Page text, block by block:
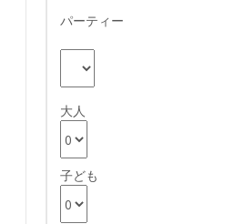
パーティー
大人
子ども